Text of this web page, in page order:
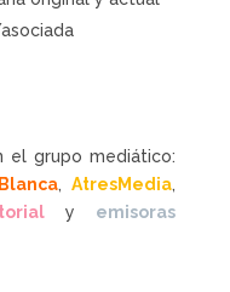
el grupo mediático:
,AtresMedia,
y emisoras